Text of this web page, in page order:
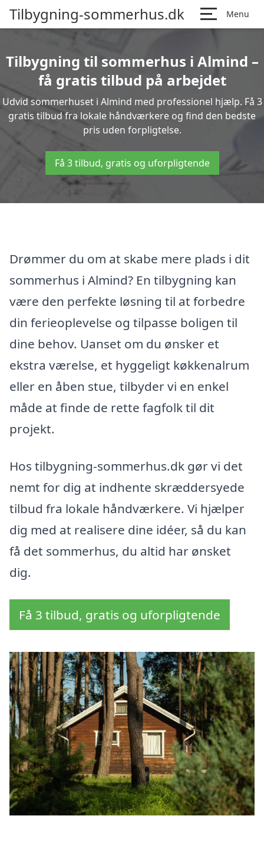
Tilbygning-sommerhus.dk Menu
Tilbygning til sommerhus i Almind –
få gratis tilbud på arbejdet
Udvid sommerhuset i Almind med professionel hjælp. Få 3
gratis tilbud fra lokale håndværkere og find den bedste
pris uden forpligtelse.
Få 3 tilbud, gratis og uforpligtende
Drømmer du om at skabe mere plads i dit
sommerhus i Almind? En tilbygning kan
være den perfekte løsning til at forbedre
din ferieoplevelse og tilpasse boligen til
dine behov. Uanset om du ønsker et
ekstra værelse, et hyggeligt køkkenalrum
eller en åben stue, tilbyder vi en enkel
måde at finde de rette fagfolk til dit
projekt.
Hos tilbygning-sommerhus.dk gør vi det
nemt for dig at indhente skræddersyede
tilbud fra lokale håndværkere. Vi hjælper
dig med at realisere dine idéer, så du kan
få det sommerhus, du altid har ønsket
dig.
Få 3 tilbud, gratis og uforpligtende